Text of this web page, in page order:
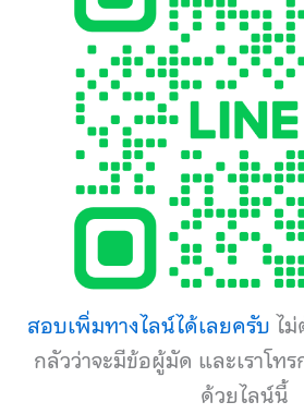
สอบเพิ่มทางไลน์ได้เลยครับไ
กลัวว่าจะมีข้อผู้มัด และเราโท
ด้วยไลน์นี้